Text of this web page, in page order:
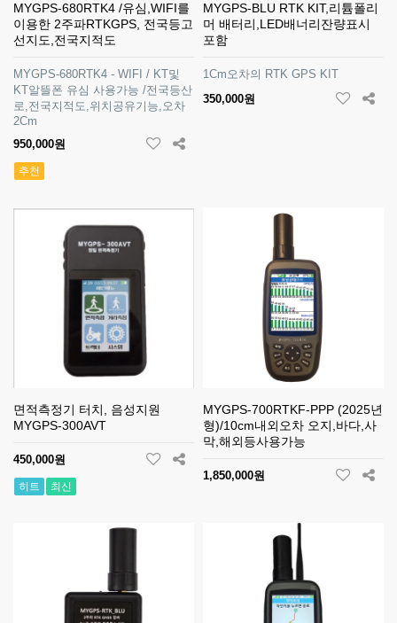
MYGPS-680RTK4 /유심,WIFI를
이용한 2주파RTKGPS, 전국등고
선지도,전국지적도
MYGPS-680RTK4 - WIFI / KT및
KT알뜰폰 유심 사용가능 /전국등산
로,전국지적도,위치공유기능,오차
2Cm
950,000원
추천
MYGPS-BLU RTK KIT,리튬폴리
머 배터리,LED배너리잔량표시
포함
1Cm오차의 RTK GPS KIT
350,000원
면적측정기 터치, 음성지원
MYGPS-300AVT
450,000원
히트 최신
MYGPS-700RTKF-PPP (2025년
형)/10cm내외오차 오지,바다,사
막,해외등사용가능
1,850,000원